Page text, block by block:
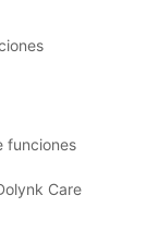
funciones
Care